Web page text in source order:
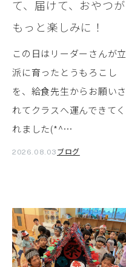
て、届けて、おやつが
もっと楽しみに！
この日はリーダーさんが立
派に育ったとうもろこし
を、給食先生からお願いさ
れてクラスへ運んできてく
れました(*^…
2026.08.03 ブログ